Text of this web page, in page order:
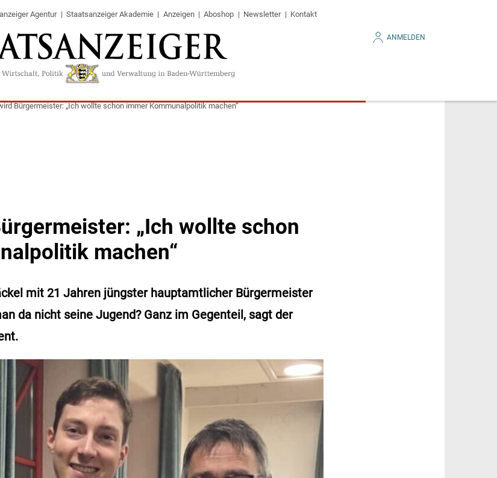
Agentur Staatsanzeiger Akademie Anzeigen Aboshop Newsletter Kontakt
ANMELDEN
Bürgermeister: „Ich wollte schon immer Kommunalpolitik machen“
„Ich wollte schon
machen“
mit 21 Jahren jüngster hauptamtlicher Bürgermeister
da nicht seine Jugend? Ganz im Gegenteil, sagt der